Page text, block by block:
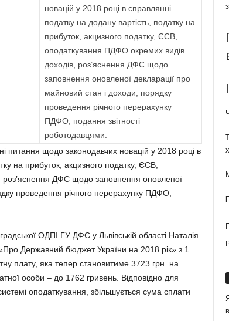
новацій у 2018 році в справлянні
податку на додану вартість, податку на
прибуток, акцизного податку, ЄСВ,
оподаткування ПДФО окремих видів
доходів, роз’яснення ДФС щодо
заповнення оновленої декларації про
майновий стан і доходи, порядку
проведення річного перерахунку
ПДФО, подання звітності
роботодавцями.
питання щодо законодавчих новацій у 2018 році в
на прибуток, акцизного податку, ЄСВ,
ДФС щодо заповнення оновленої
проведення річного перерахунку ПДФО,
ОДПІ ГУ ДФС у Львівській області Наталія
Державний бюджет України на 2018 рік» з 1
плату, яка тепер становитиме 3723 грн. на
особи – до 1762 гривень. Відповідно для
оподаткування, збільшується сума сплати